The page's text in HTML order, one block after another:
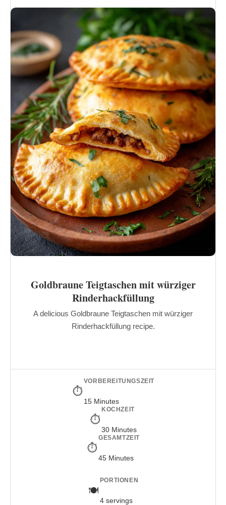
Goldbraune Teigtaschen mit würziger
Rinderhackfüllung
A delicious Goldbraune Teigtaschen mit würziger
Rinderhackfüllung recipe.
VORBEREITUNGSZEIT
15 Minutes
KOCHZEIT
30 Minutes
GESAMTZEIT
45 Minutes
PORTIONEN
4 servings